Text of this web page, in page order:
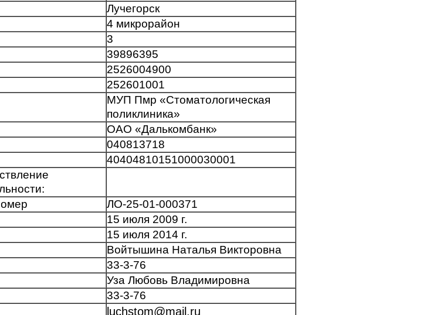
Лучегорск
4 микрорайон
3
39896395
2526004900
252601001
МУП Пмр «Стоматологическая
поликлиника»
ОАО «Далькомбанк»
040813718
40404810151000030001
ЛО-25-01-000371
15 июля 2009 г.
15 июля 2014 г.
Войтышина Наталья Викторовна
33-3-76
Уза Любовь Владимировна
33-3-76
luchstom@mail.ru